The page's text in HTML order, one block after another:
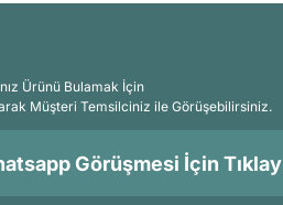
Ürünü Bulamak İçin
Müşteri Temsilciniz ile Görüşebilirsiniz.
Görüşmesi İçin